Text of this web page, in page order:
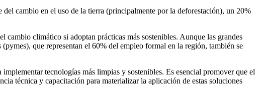
cambio en el uso de la tierra (principalmente por la deforestación), un 20%
climático si adoptan prácticas más sostenibles. Aunque las grandes
que representan el 60% del empleo formal en la región, también se
tecnologías más limpias y sostenibles. Es esencial promover que el
técnica y capacitación para materializar la aplicación de estas soluciones